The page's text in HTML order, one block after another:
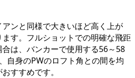
ンと同様で大きいほど高く上が
す。フルショットでの明確な飛距
は、バンカーで使用する56～58
自身のPWのロフト角との間を均
すすめです。